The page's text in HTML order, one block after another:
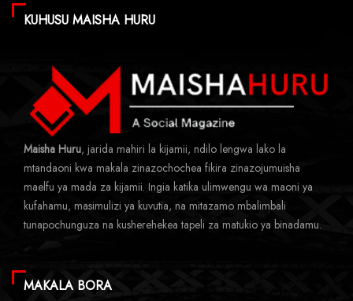
KUHUSU MAISHA HURU
Maisha Huru, jarida mahiri la kijamii, ndilo lengwa lako la
mtandaoni kwa makala zinazochochea fikira zinazojumuisha
maelfu ya mada za kijamii. Ingia katika ulimwengu wa maoni ya
kufahamu, masimulizi ya kuvutia, na mitazamo mbalimbali
tunapochunguza na kusherehekea tapeli za matukio ya binadamu.
MAKALA BORA